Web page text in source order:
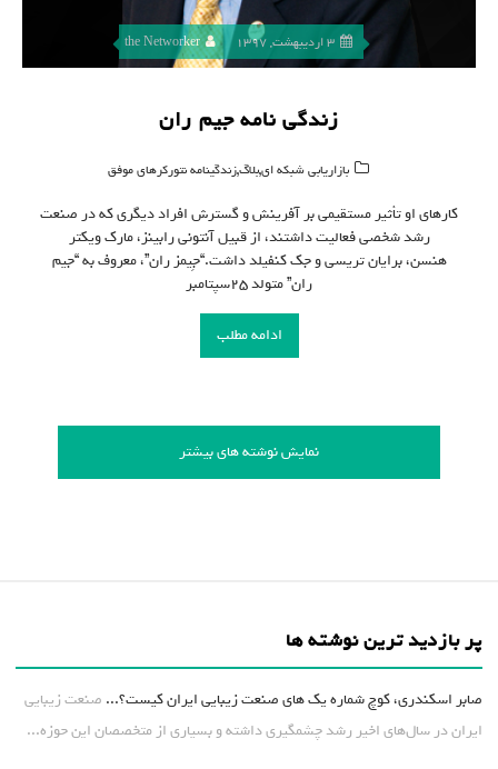
3 اردیبهشت, 1397 the Networker
زندگی نامه جیم ران
بازاریابی شبکه ای,بلاگ,زندگینامه نتورکرهای موفق
کارهای او تأثیر مستقیمی بر آفرینش و گسترش افراد دیگری که در صنعت
رشد شخصی فعالیت داشتند، از قبیل آنتونی رابینز، مارک ویکتر
هنسن، برایان تریسی و جک کنفیلد داشت.“جِیمز ران”، معروف به “جیم
ران” متولد ۲۵سپتامبر
ادامه مطلب
نمایش نوشته های بیشتر
پر بازدید ترین نوشته ها
صابر اسکندری، کوچ شماره یک های صنعت زیبایی ایران کیست؟... صنعت زیبایی
ایران در سال‌های اخیر رشد چشمگیری داشته و بسیاری از متخصصان این حوزه...